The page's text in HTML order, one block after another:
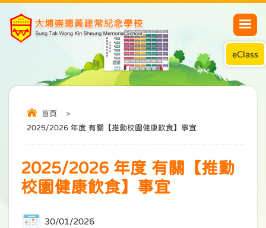
eClass
首頁
>
2025/2026 年度 有關【推動校園健康飲食】事宜
2025/2026 年度 有關【推動
校園健康飲食】事宜
30/01/2026